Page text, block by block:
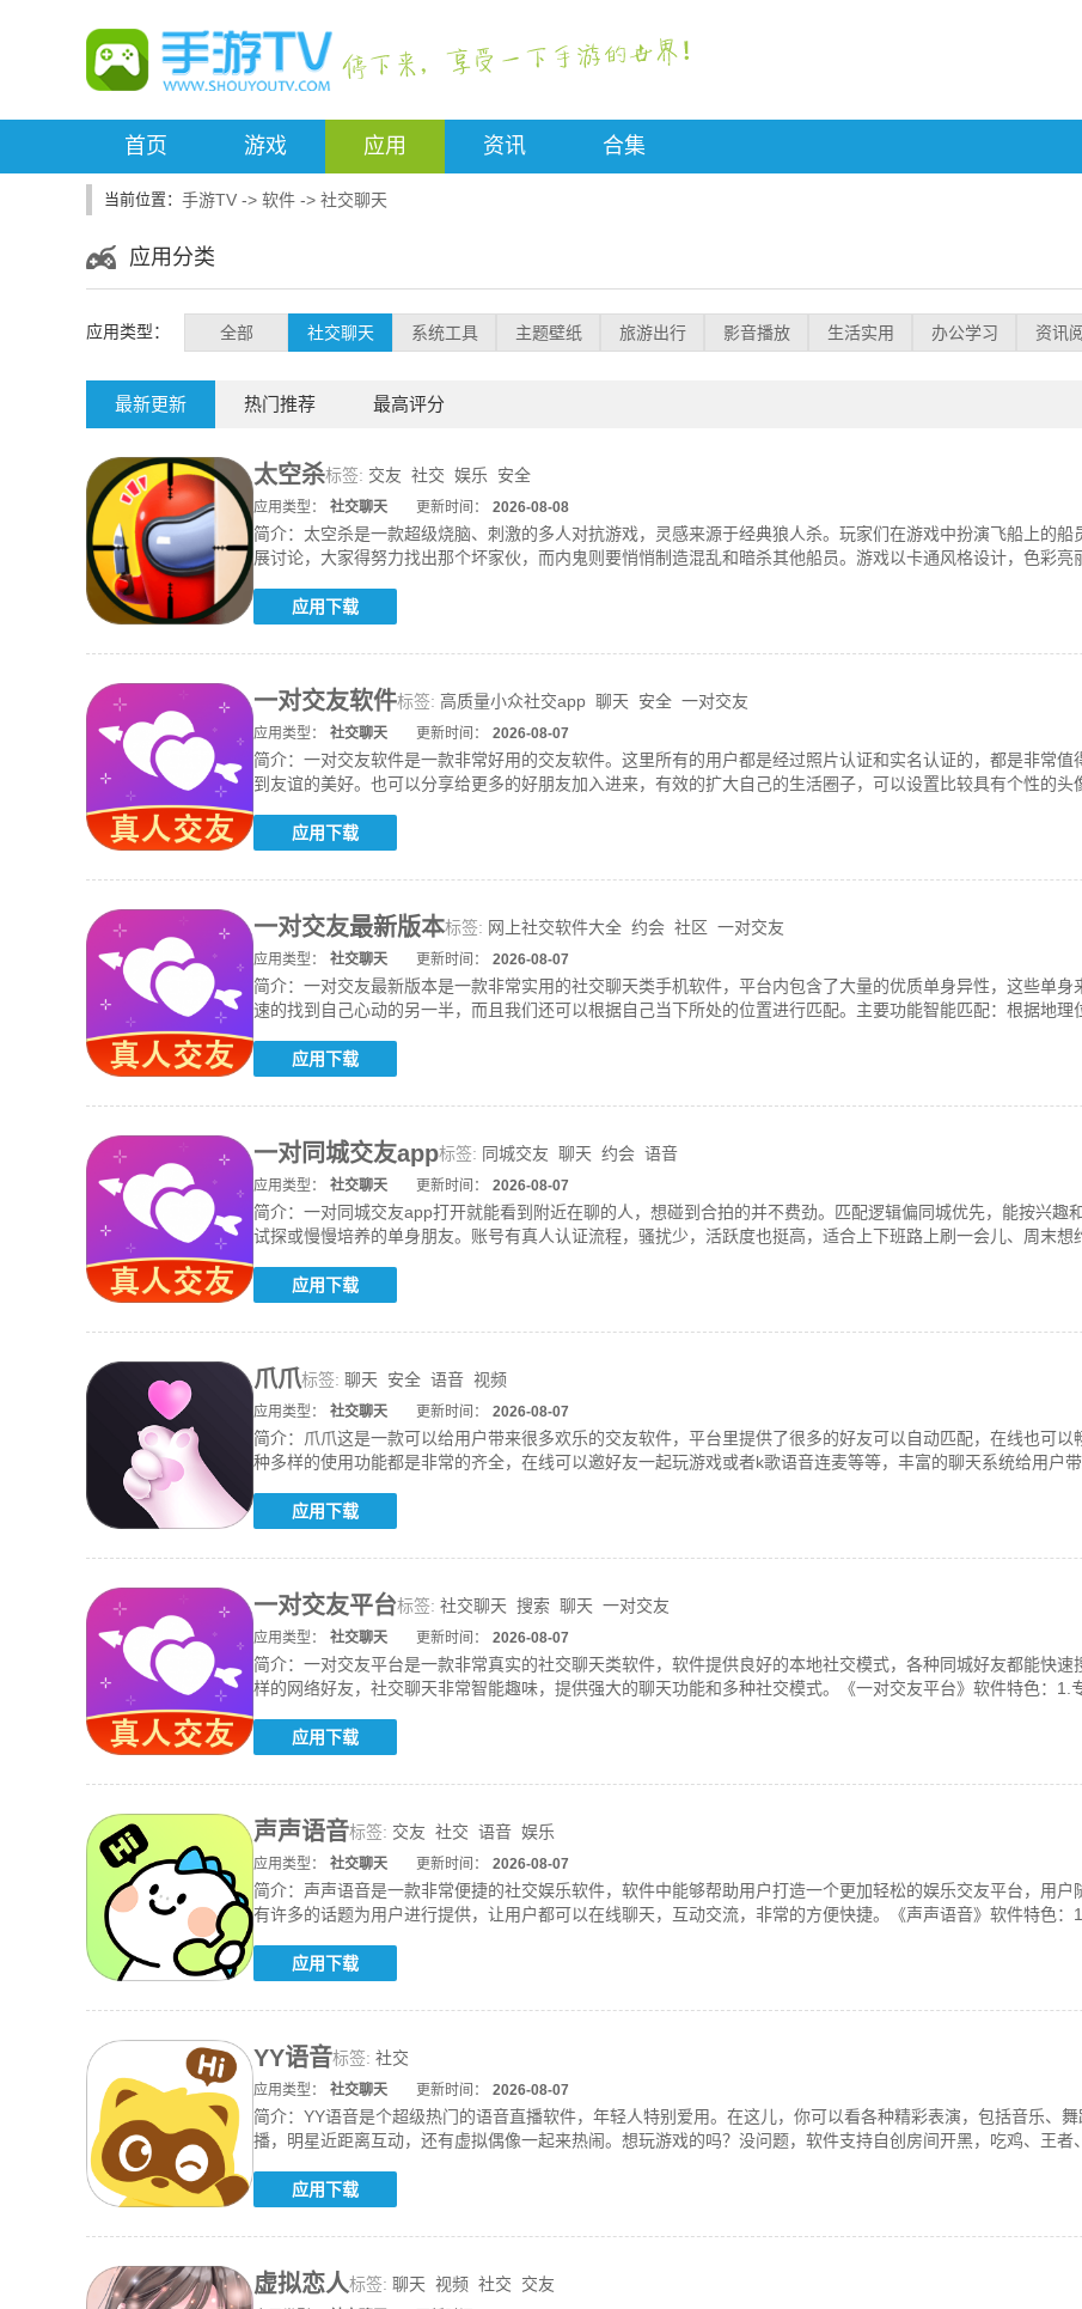
首页 游戏 应用 资讯 合集
手游TV -> 软件 -> 社交聊天
应用分类
应用类型： 全部 社交聊天 系统工具 主题壁纸 旅游出行 影音播放 生活实用 办公学习 资讯
最新更新 热门推荐 最高评分
太空杀标签: 交友 社交 娱乐 安全
应用类型： 社交聊天 更新时间： 2026-08-08
简介： 太空杀是一款超级烧脑、刺激的多人对抗游戏，灵感来源于经典狼人杀。玩家们在游戏中扮演飞船上的
展讨论，大家得努力找出那个坏家伙，而内鬼则要悄悄制造混乱和暗杀其他船员。游戏以卡通风格设计，色彩亮
应用下载
一对交友软件标签: 高质量小众社交app 聊天 安全 一对交友
应用类型： 社交聊天 更新时间： 2026-08-07
简介： 一对交友软件是一款非常好用的交友软件。这里所有的用户都是经过照片认证和实名认证的，都是非常
到友谊的美好。也可以分享给更多的好朋友加入进来，有效的扩大自己的生活圈子，可以设置比较具有个性的头
应用下载
一对交友最新版本标签: 网上社交软件大全 约会 社区 一对交友
应用类型： 社交聊天 更新时间： 2026-08-07
简介： 一对交友最新版本是一款非常实用的社交聊天类手机软件，平台内包含了大量的优质单身异性，这些单
速的找到自己心动的另一半，而且我们还可以根据自己当下所处的位置进行匹配。主要功能智能匹配：根据地
应用下载
一对同城交友app标签: 同城交友 聊天 约会 语音
应用类型： 社交聊天 更新时间： 2026-08-07
简介： 一对同城交友app打开就能看到附近在聊的人，想碰到合拍的并不费劲。匹配逻辑偏同城优先，能按兴趣
试探或慢慢培养的单身朋友。账号有真人认证流程，骚扰少，活跃度也挺高，适合上下班路上刷一会儿、周末想
应用下载
爪爪标签: 聊天 安全 语音 视频
应用类型： 社交聊天 更新时间： 2026-08-07
简介： 爪爪这是一款可以给用户带来很多欢乐的交友软件，平台里提供了很多的好友可以自动匹配，在线也可
种多样的使用功能都是非常的齐全，在线可以邀好友一起玩游戏或者k歌语音连麦等等，丰富的聊天系统给用户
应用下载
一对交友平台标签: 社交聊天 搜索 聊天 一对交友
应用类型： 社交聊天 更新时间： 2026-08-07
简介： 一对交友平台是一款非常真实的社交聊天类软件，软件提供良好的本地社交模式，各种同城好友都能快
样的网络好友，社交聊天非常智能趣味，提供强大的聊天功能和多种社交模式。《一对交友平台》软件特色：1.
应用下载
声声语音标签: 交友 社交 语音 娱乐
应用类型： 社交聊天 更新时间： 2026-08-07
简介： 声声语音是一款非常便捷的社交娱乐软件，软件中能够帮助用户打造一个更加轻松的娱乐交友平台，用
有许多的话题为用户进行提供，让用户都可以在线聊天，互动交流，非常的方便快捷。《声声语音》软件特色：
应用下载
YY语音标签: 社交
应用类型： 社交聊天 更新时间： 2026-08-07
简介： YY语音是个超级热门的语音直播软件，年轻人特别爱用。在这儿，你可以看各种精彩表演，包括音乐、
播，明星近距离互动，还有虚拟偶像一起来热闹。想玩游戏的吗？没问题，软件支持自创房间开黑，吃鸡、王者
应用下载
虚拟恋人标签: 聊天 视频 社交 交友